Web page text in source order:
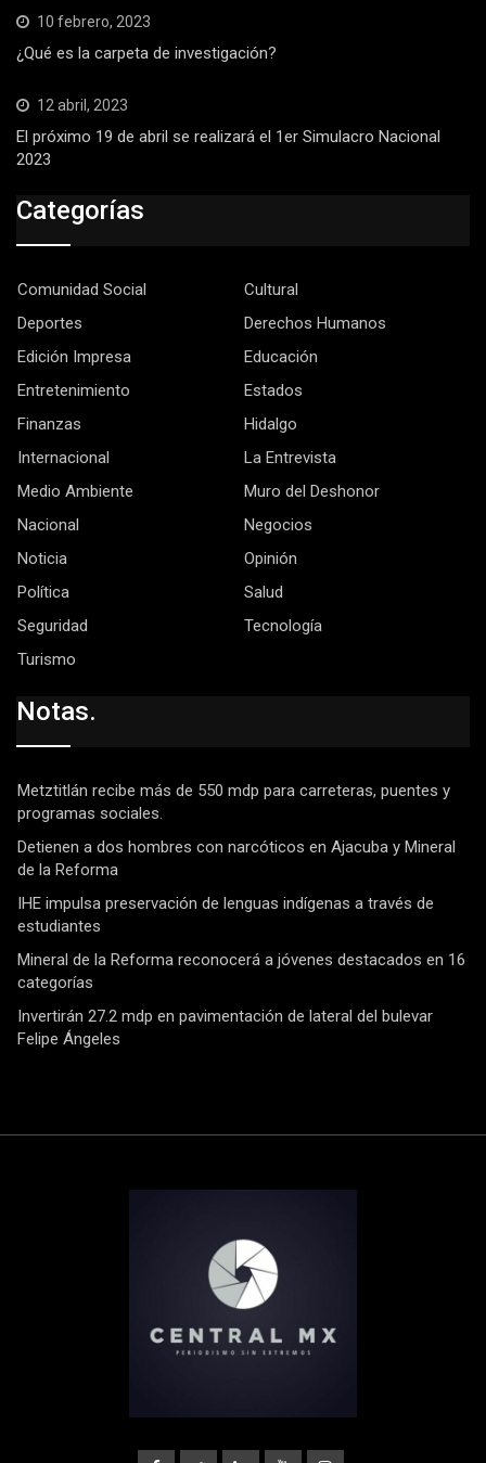
10 febrero, 2023
¿Qué es la carpeta de investigación?
12 abril, 2023
El próximo 19 de abril se realizará el 1er Simulacro Nacional
2023
Categorías
Comunidad Social
Cultural
Deportes
Derechos Humanos
Edición Impresa
Educación
Entretenimiento
Estados
Finanzas
Hidalgo
Internacional
La Entrevista
Medio Ambiente
Muro del Deshonor
Nacional
Negocios
Noticia
Opinión
Política
Salud
Seguridad
Tecnología
Turismo
Notas.
Metztitlán recibe más de 550 mdp para carreteras, puentes y
programas sociales.
Detienen a dos hombres con narcóticos en Ajacuba y Mineral
de la Reforma
IHE impulsa preservación de lenguas indígenas a través de
estudiantes
Mineral de la Reforma reconocerá a jóvenes destacados en 16
categorías
Invertirán 27.2 mdp en pavimentación de lateral del bulevar
Felipe Ángeles